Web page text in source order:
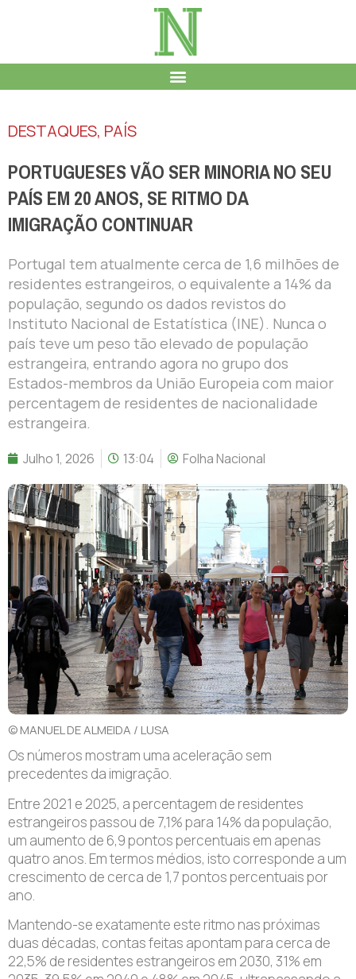
DESTAQUES, PAÍS
PORTUGUESES VÃO SER MINORIA NO SEU
PAÍS EM 20 ANOS, SE RITMO DA
IMIGRAÇÃO CONTINUAR
Portugal tem atualmente cerca de 1,6 milhões de
residentes estrangeiros, o equivalente a 14% da
população, segundo os dados revistos do
Instituto Nacional de Estatística (INE). Nunca o
país teve um peso tão elevado de população
estrangeira, entrando agora no grupo dos
Estados-membros da União Europeia com maior
percentagem de residentes de nacionalidade
estrangeira.
Julho 1, 2026 13:04 Folha Nacional
© MANUEL DE ALMEIDA / LUSA
Os números mostram uma aceleração sem
precedentes da imigração.
Entre 2021 e 2025, a percentagem de residentes
estrangeiros passou de 7,1% para 14% da população,
um aumento de 6,9 pontos percentuais em apenas
quatro anos. Em termos médios, isto corresponde a um
crescimento de cerca de 1,7 pontos percentuais por
ano.
Mantendo-se exatamente este ritmo nas próximas
duas décadas, contas feitas apontam para cerca de
22,5% de residentes estrangeiros em 2030, 31% em